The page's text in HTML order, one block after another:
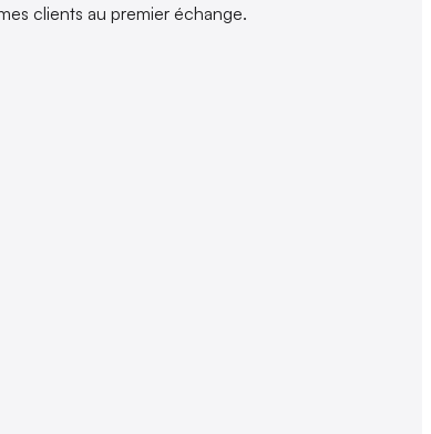
clients au premier échange.